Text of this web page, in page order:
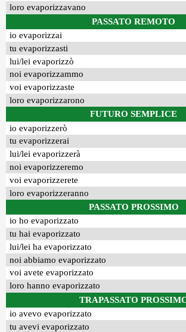
loro evaporizzavano
PASSATO REMOTO
io evaporizzai
tu evaporizzasti
lui/lei evaporizzò
noi evaporizzammo
voi evaporizzaste
loro evaporizzarono
FUTURO SEMPLICE
io evaporizzerò
tu evaporizzerai
lui/lei evaporizzerà
noi evaporizzeremo
voi evaporizzerete
loro evaporizzeranno
PASSATO PROSSIMO
io ho evaporizzato
tu hai evaporizzato
lui/lei ha evaporizzato
noi abbiamo evaporizzato
voi avete evaporizzato
loro hanno evaporizzato
TRAPASSATO
io avevo evaporizzato
tu avevi evaporizzato